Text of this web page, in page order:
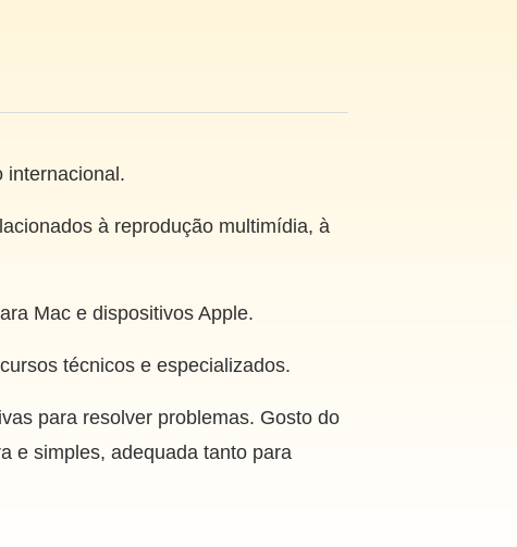
internacional.
à reprodução multimídia, à
Mac e dispositivos Apple.
técnicos e especializados.
para resolver problemas. Gosto do
e simples, adequada tanto para